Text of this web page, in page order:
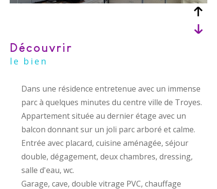
découvrir
le bien
Dans une résidence entretenue avec un immense
parc à quelques minutes du centre ville de Troyes.
Appartement située au dernier étage avec un
balcon donnant sur un joli parc arboré et calme.
Entrée avec placard, cuisine aménagée, séjour
double, dégagement, deux chambres, dressing,
salle d'eau, wc.
Garage, cave, double vitrage PVC, chauffage